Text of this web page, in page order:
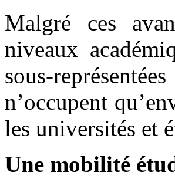
Malgré ces
niveaux
sous-
n’occupent
les universités et
Une mobilité